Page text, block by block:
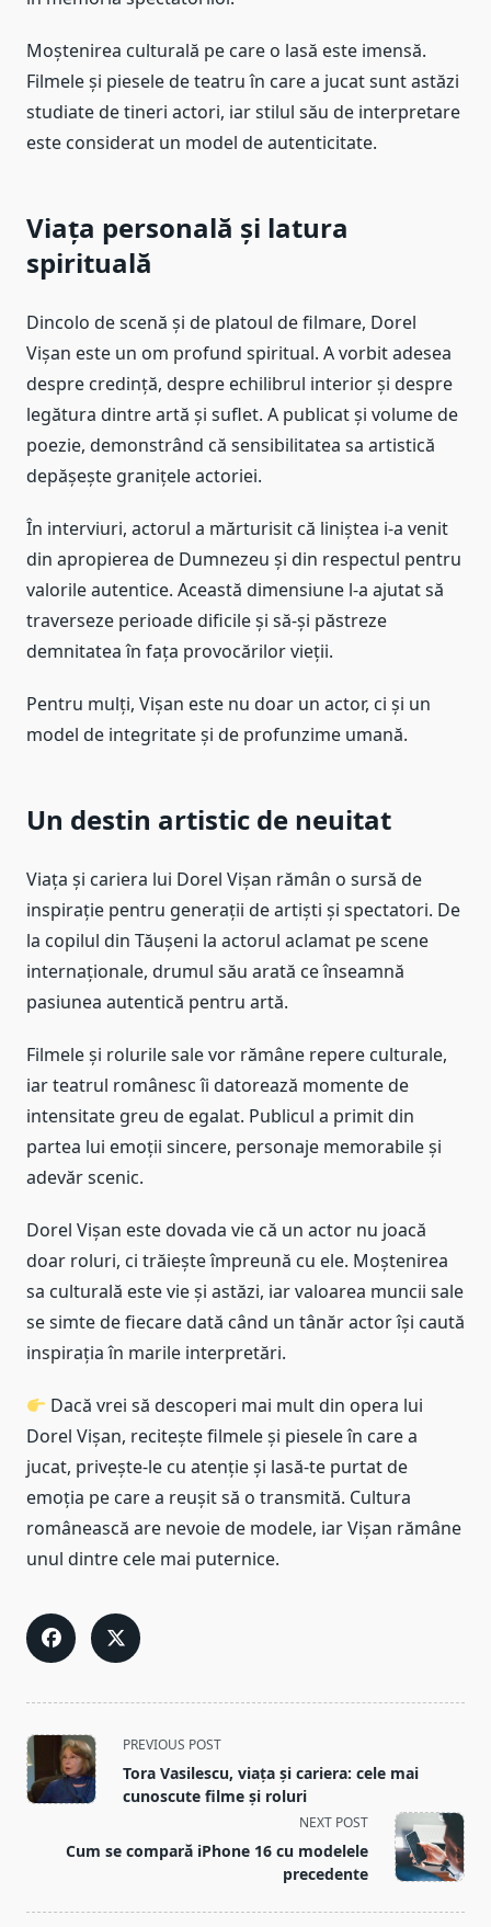
Moștenirea culturală pe care o lasă este imensă.
Filmele și piesele de teatru în care a jucat sunt astăzi
studiate de tineri actori, iar stilul său de interpretare
este considerat un model de autenticitate.
Viața personală și latura
spirituală
Dincolo de scenă și de platoul de filmare, Dorel
Vișan este un om profund spiritual. A vorbit adesea
despre credință, despre echilibrul interior și despre
legătura dintre artă și suflet. A publicat și volume de
poezie, demonstrând că sensibilitatea sa artistică
depășește granițele actoriei.
În interviuri, actorul a mărturisit că liniștea i-a venit
din apropierea de Dumnezeu și din respectul pentru
valorile autentice. Această dimensiune l-a ajutat să
traverseze perioade dificile și să-și păstreze
demnitatea în fața provocărilor vieții.
Pentru mulți, Vișan este nu doar un actor, ci și un
model de integritate și de profunzime umană.
Un destin artistic de neuitat
Viața și cariera lui Dorel Vișan rămân o sursă de
inspirație pentru generații de artiști și spectatori. De
la copilul din Tăușeni la actorul aclamat pe scene
internaționale, drumul său arată ce înseamnă
pasiunea autentică pentru artă.
Filmele și rolurile sale vor rămâne repere culturale,
iar teatrul românesc îi datorează momente de
intensitate greu de egalat. Publicul a primit din
partea lui emoții sincere, personaje memorabile și
adevăr scenic.
Dorel Vișan este dovada vie că un actor nu joacă
doar roluri, ci trăiește împreună cu ele. Moștenirea
sa culturală este vie și astăzi, iar valoarea muncii sale
se simte de fiecare dată când un tânăr actor își caută
inspirația în marile interpretări.
Dacă vrei să descoperi mai mult din opera lui
Dorel Vișan, recitește filmele și piesele în care a
jucat, privește-le cu atenție și lasă-te purtat de
emoția pe care a reușit să o transmită. Cultura
românească are nevoie de modele, iar Vișan rămâne
unul dintre cele mai puternice.
<span
class="nav-
subtitle
reader-
PREVIOUS POST
Tora Vasilescu, viața și cariera: cele mai
cunoscute filme și roluri
NEXT POST
Cum se compară iPhone 16 cu modelele
precedente